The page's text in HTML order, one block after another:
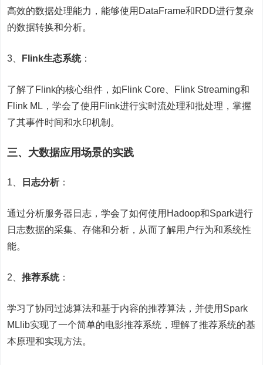
高效的数据处理能力，能够使用DataFrame和RDD进行复杂
的数据转换和分析。
3、 Flink生态系统：
了解了Flink的核心组件，如Flink Core、Flink Streaming和
Flink ML，学会了使用Flink进行实时流处理和批处理，掌握
了其事件时间和水印机制。
三、大数据应用场景的实践
1、 日志分析：
通过分析服务器日志，学会了如何使用Hadoop和Spark进行
日志数据的采集、存储和分析，从而了解用户行为和系统性
能。
2、推荐系统：
学习了协同过滤算法和基于内容的推荐算法，并使用Spark
MLlib实现了一个简单的电影推荐系统，理解了推荐系统的基
本原理和实现方法。